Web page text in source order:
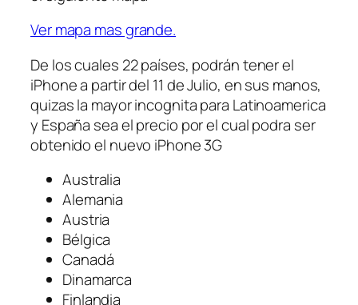
Ver mapa mas grande.
De los cuales 22 países, podrán tener el
iPhone a partir del 11 de Julio, en sus manos,
quizas la mayor incognita para Latinoamerica
y España sea el precio por el cual podra ser
obtenido el nuevo iPhone 3G
Australia
Alemania
Austria
Bélgica
Canadá
Dinamarca
Finlandia